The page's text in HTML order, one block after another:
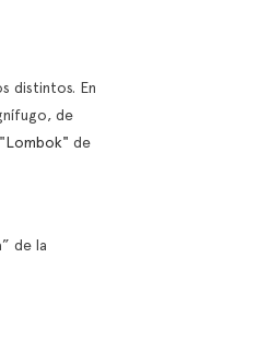
distintos. En
de
Lombok" de
” de la